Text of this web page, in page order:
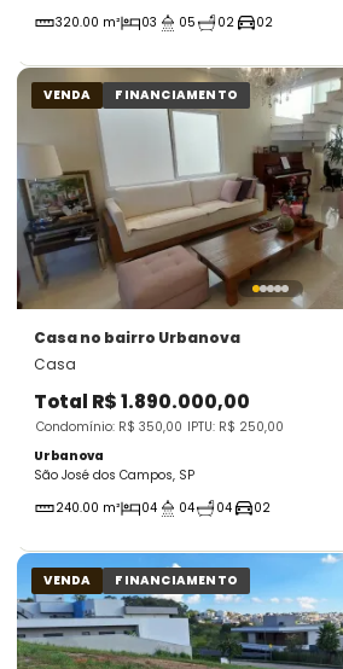
320.00 m²
03 05 02 02
VENDA FINANCIAMENTO
Casano bairro Urbanova
Casa
Total R$ 1.890.000,00
Condomínio: R$ 350,00 IPTU: R$ 250,00
Urbanova
São José dos Campos, SP
240.00 m²
04 04 04 02
VENDA FINANCIAMENTO